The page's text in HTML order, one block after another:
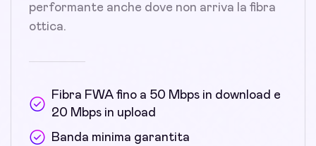
performante anche dove non arriva la fibra
ottica.
Fibra FWA fino a 50 Mbps in download e
20 Mbps in upload
Banda minima garantita